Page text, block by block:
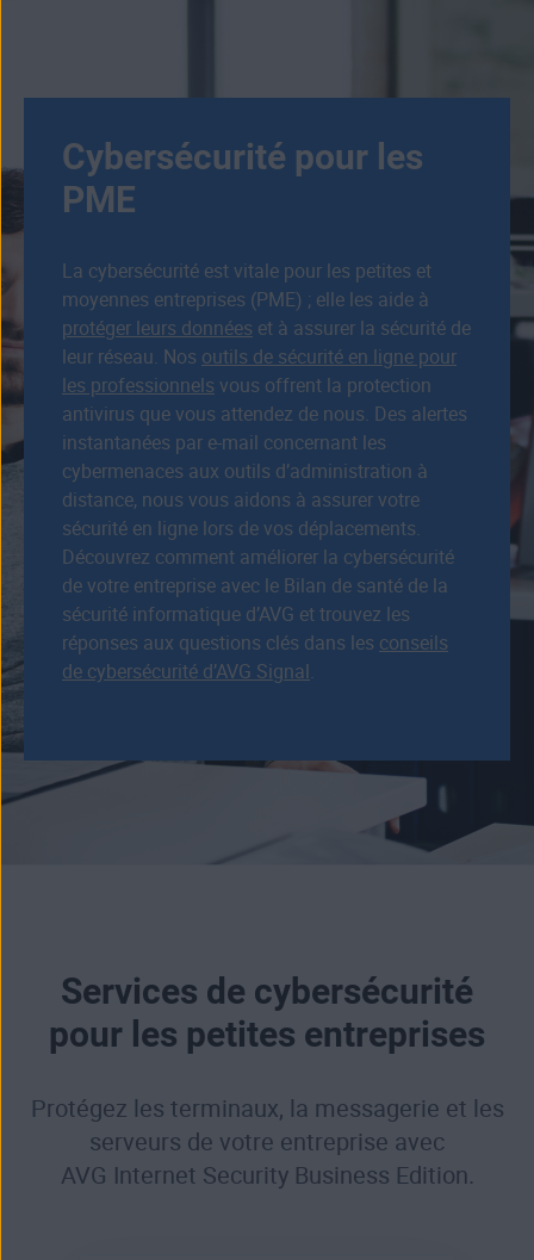
Cybersécurité pour les
PME
La cybersécurité est vitale pour les petites et
moyennes entreprises (PME) ; elle les aide à
protéger leurs données et à assurer la sécurité de
leur réseau. Nos outils de sécurité en ligne pour
les professionnels vous offrent la protection
antivirus que vous attendez de nous. Des alertes
instantanées par e‑mail concernant les
cybermenaces aux outils d’administration à
distance, nous vous aidons à assurer votre
sécurité en ligne lors de vos déplacements.
Découvrez comment améliorer la cybersécurité
de votre entreprise avec le Bilan de santé de la
sécurité informatique d’AVG et trouvez les
réponses aux questions clés dans les conseils
de cybersécurité d’AVG Signal .
Services de cybersécurité
pour les petites entreprises
Protégez les terminaux, la messagerie et les
serveurs de votre entreprise avec
AVG Internet Security Business Edition.